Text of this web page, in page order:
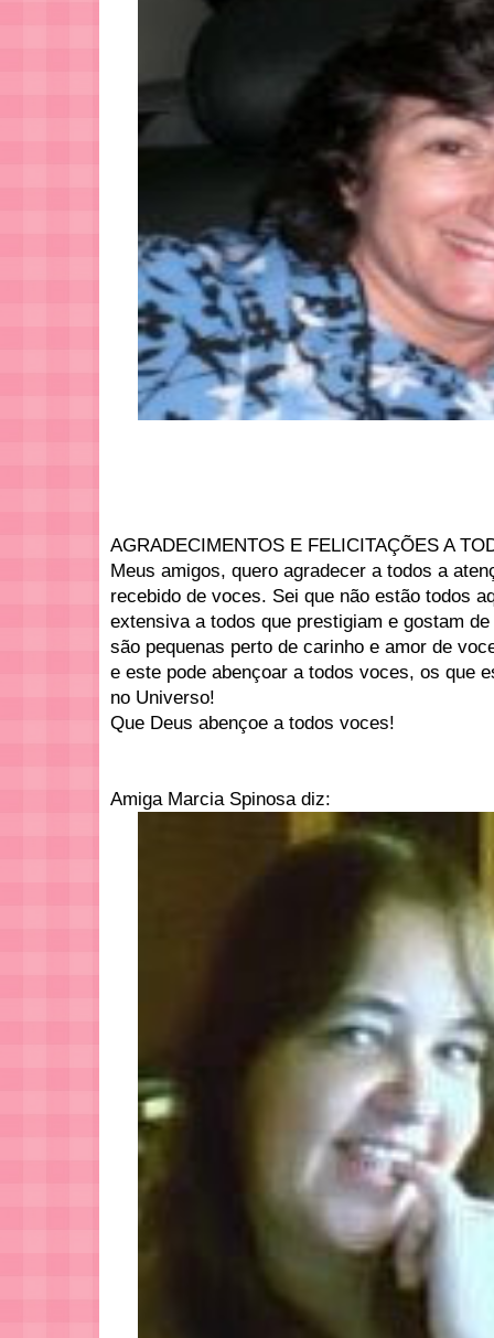
AGRADECIMENTOS E FELICITAÇÕES A
Meus amigos, quero agradecer a todos a
recebido de voces. Sei que não estão todos
extensiva a todos que prestigiam e gostam
são pequenas perto de carinho e amor de
e este pode abençoar a todos voces, os que
no Universo!
Que Deus abençoe a todos voces!
Amiga Marcia Spinosa diz: